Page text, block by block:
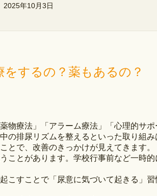
2025年10月3日
するの？薬もあるの？
療法」「アラーム療法」「心理的サポ
の排尿リズムを整えるといった取り組
とで、改善のきっかけが見えてきます。
ことがあります。学校行事前など一時
こすことで「尿意に気づいて起きる」